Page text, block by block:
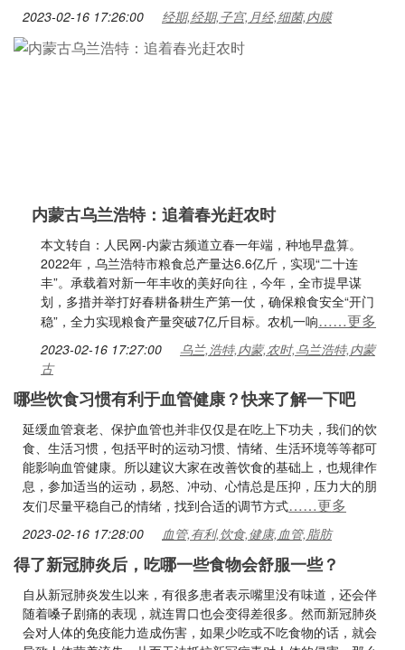
2023-02-16 17:26:00 经期,经期,子宫,月经,细菌,内膜
内蒙古乌兰浩特：追着春光赶农时
本文转自：人民网-内蒙古频道立春一年端，种地早盘算。
2022年，乌兰浩特市粮食总产量达6.6亿斤，实现“二十连
丰”。承载着对新一年丰收的美好向往，今年，全市提早谋
划，多措并举打好春耕备耕生产第一仗，确保粮食安全“开门
稳”，全力实现粮食产量突破7亿斤目标。农机一响……更多
2023-02-16 17:27:00
乌兰,浩特,内蒙,农时,乌兰浩特,内蒙
古
哪些饮食习惯有利于血管健康？快来了解一下吧
延缓血管衰老、保护血管也并非仅仅是在吃上下功夫，我们的饮
食、生活习惯，包括平时的运动习惯、情绪、生活环境等等都可
能影响血管健康。所以建议大家在改善饮食的基础上，也规律作
息，参加适当的运动，易怒、冲动、心情总是压抑，压力大的朋
友们尽量平稳自己的情绪，找到合适的调节方式……更多
2023-02-16 17:28:00 血管,有利,饮食,健康,血管,脂肪
得了新冠肺炎后，吃哪一些食物会舒服一些？
自从新冠肺炎发生以来，有很多患者表示嘴里没有味道，还会伴
随着嗓子剧痛的表现，就连胃口也会变得差很多。然而新冠肺炎
会对人体的免疫能力造成伤害，如果少吃或不吃食物的话，就会